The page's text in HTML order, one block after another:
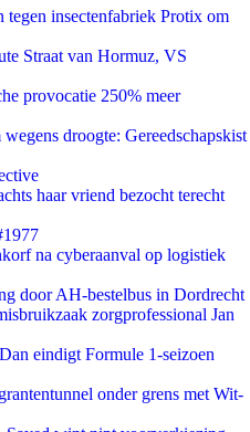
insectenfabriek Protix om
Straat van Hormuz, VS
provocatie 250% meer
droogte: Gereedschapskist
haar vriend bezocht terecht
na cyberaanval op logistiek
door AH-bestelbus in Dordrecht
zorgprofessional Jan
eindigt Formule 1-seizoen
onder grens met Wit-